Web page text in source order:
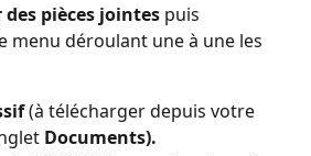
pièces jointes puis
menu déroulant une à une les
(à télécharger depuis votre
Documents).